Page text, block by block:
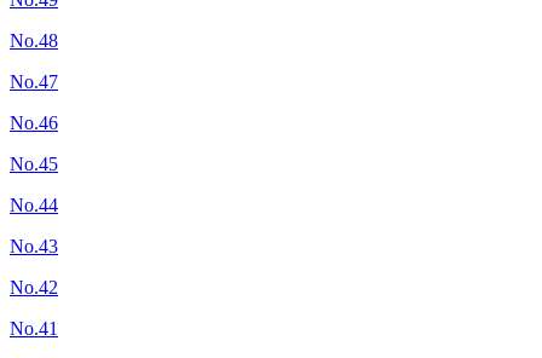
No.48
No.47
No.46
No.45
No.44
No.43
No.42
No.41